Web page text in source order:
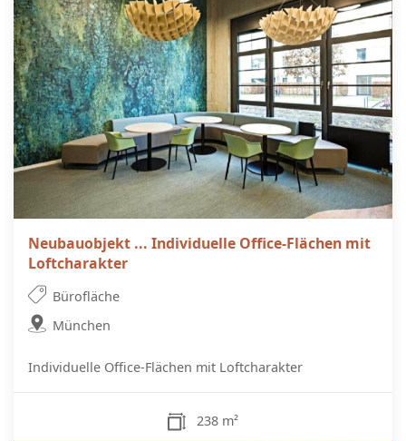
Neubauobjekt ... Individuelle Office-Flächen mit
Loftcharakter
Bürofläche
München
Individuelle Office-Flächen mit Loftcharakter
238 m²